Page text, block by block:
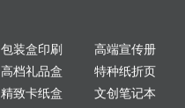
包装盒印刷
高档礼品盒
精致卡纸盒
高端宣传册
特种纸折页
文创笔记本